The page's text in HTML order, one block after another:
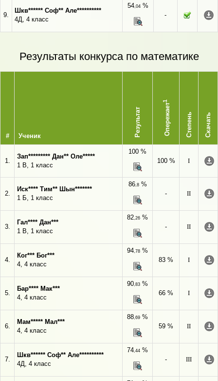
9.
Шкв****** Соф** Але**********
4Д, 4 класс
54,04 %
-
Результаты конкурса по математике
# Ученик Результат Опережает
1
Степень Скачать
1.
Зап********* Дан** Оле*****
1 В, 1 класс
100 %
100 %
I
2.
Иск**** Тим** Шын*******
1 Б, 1 класс
86,8%
-
II
3.
Гал**** Дан***
1 В, 1 класс
82,26 %
-
II
4.
Ког*** Бог***
4, 4 класс
94,78 %
83 %
I
5.
Бар**** Мак***
4, 4 класс
90,83 %
66 %
I
6.
Мам***** Мал***
4, 4 класс
88,69 %
59 %
II
7.
Шкв****** Соф** Але**********
4Д, 4 класс
74,44 %
-
III